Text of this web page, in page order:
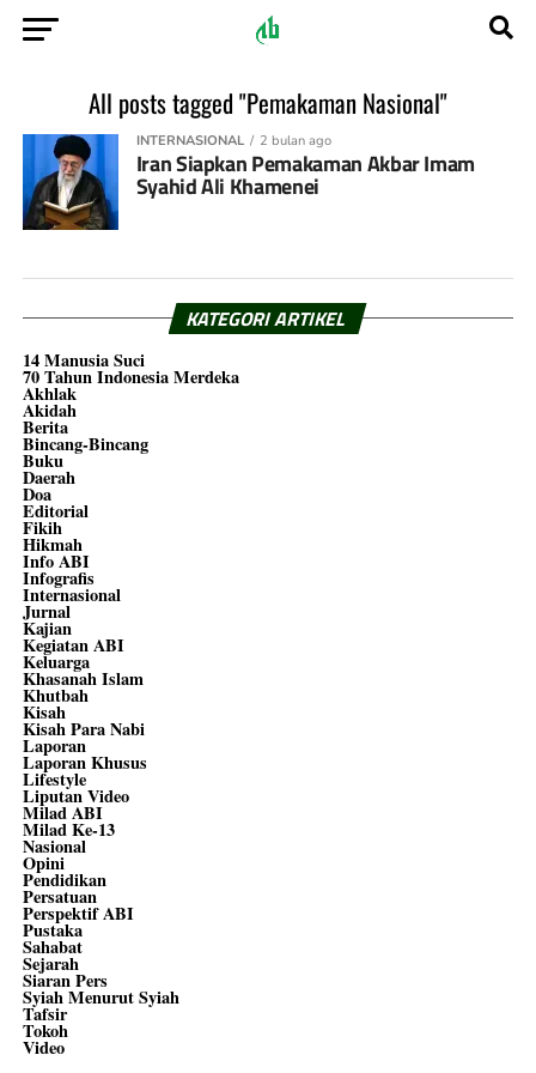
All posts tagged "Pemakaman Nasional"
INTERNASIONAL 2 bulan ago
Iran Siapkan Pemakaman Akbar Imam
Syahid Ali Khamenei
KATEGORI ARTIKEL
14 Manusia Suci
70 Tahun Indonesia Merdeka
Akhlak
Akidah
Berita
Bincang-Bincang
Buku
Daerah
Doa
Editorial
Fikih
Hikmah
Info ABI
Infografis
Internasional
Jurnal
Kajian
Kegiatan ABI
Keluarga
Khasanah Islam
Khutbah
Kisah
Kisah Para Nabi
Laporan
Laporan Khusus
Lifestyle
Liputan Video
Milad ABI
Milad Ke-13
Nasional
Opini
Pendidikan
Persatuan
Perspektif ABI
Pustaka
Sahabat
Sejarah
Siaran Pers
Syiah Menurut Syiah
Tafsir
Tokoh
Video